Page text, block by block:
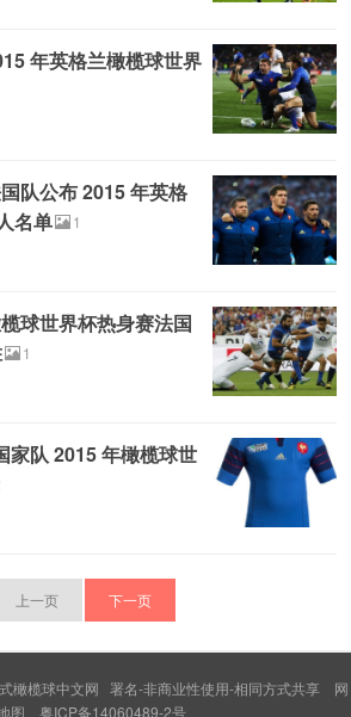
年英格兰橄榄球世界
队公布 2015 年英格
名单
1
球世界杯热身赛法国
1
家队 2015 年橄榄球世
上一页 下一页
橄榄球中文网 署名-非商业性使用-相同方式共享
网
图
粤ICP备14060489-2号